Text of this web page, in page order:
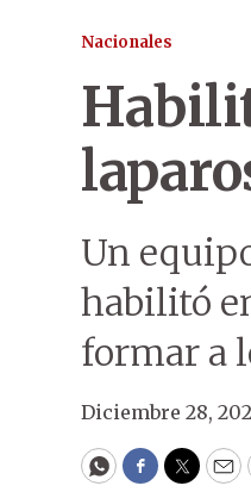
Nacionales
Un
habilitó
formar a
Diciembre 28,
WhatsApp
Facebook